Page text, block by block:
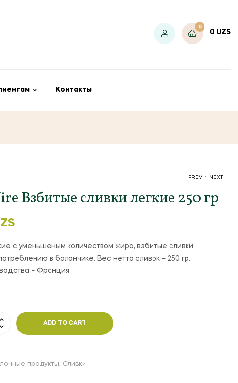
0
0 UZS
Контакты
PREV NEXT
Взбитые сливки легкие 250 гр
с уменьшеным количеством жира, взбитые сливки
в балончике. Вес нетто сливок – 250 гр.
– Франция
ADD TO CART
продукты, Сливки